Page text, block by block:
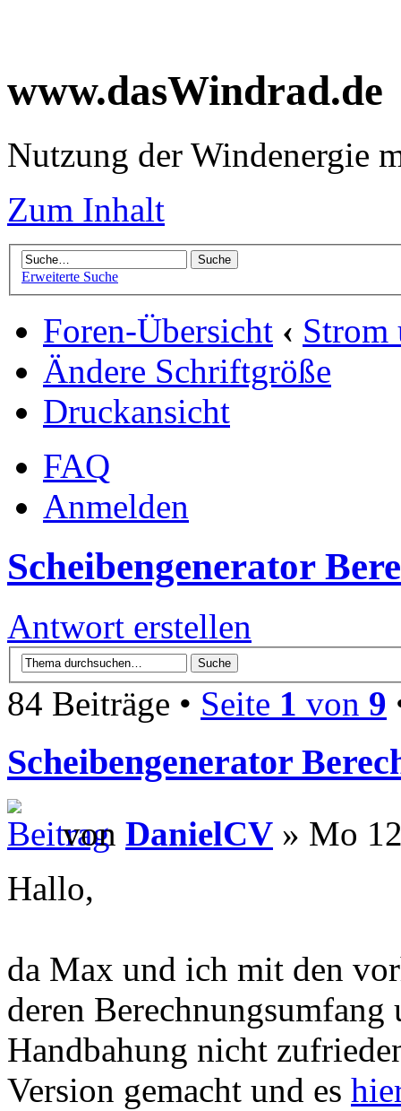
www.dasWindrad.de
Nutzung der Windenergie
Zum Inhalt
Erweiterte Suche
Foren-Übersicht ‹ Strom
Ändere Schriftgröße
Druckansicht
FAQ
Anmelden
Scheibengenerator
Antwort erstellen
84 Beiträge • Seite 1 von 9
Scheibengenerator
von DanielCV » Mo
Hallo,
da Max und ich mit den
deren
Handbahung nicht
Version gemacht und es